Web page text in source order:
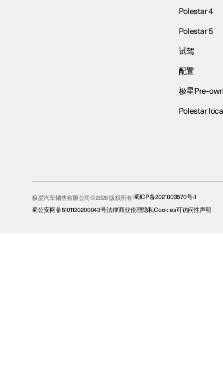
Polestar 4
Polestar 5
试驾
配置
极星Pre-
Polestar
极星汽车销售有限公司© 2026 版权所有 蜀ICP备2021003570号-1
蜀公安网备5101120200043号法律商业伦理隐私Cookies可访问性声明